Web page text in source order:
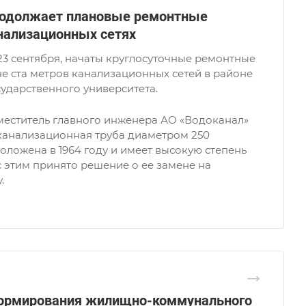
плановые ремонтные
сетях
сентября, начаты круглосуточные ремонтные
ста метров канализационных сетей в районе
университета.
главного инженера АО «Водоканал»
труба диаметром 250
в 1964 году и имеет высокую степень
этим принято решение о ее замене на
жилищно-коммунального